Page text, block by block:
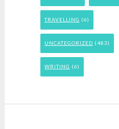
TRAVELLING (6)
UNCATEGORIZED (483)
WRITING (6)